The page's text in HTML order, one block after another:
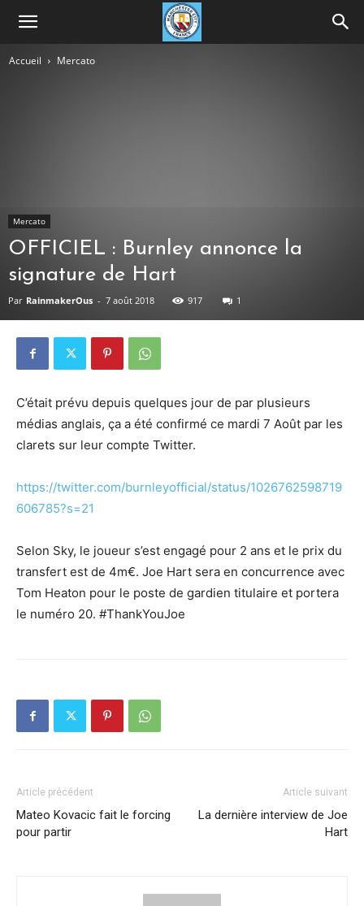
Accueil Mercato
Mercato
OFFICIEL : Burnley annonce la
signature de Hart
Par RainmakerOus - 7 août 2018 917 1
C’était prévu depuis quelques jour de par plusieurs
médias anglais, ça a été confirmé ce mardi 7 Août par les
clarets sur leur compte Twitter.
https://twitter.com/burnleyofficial/status/1026762598719
606785?s=21
Selon Sky, le joueur s’est engagé pour 2 ans et le prix du
transfert est de 4m€. Joe Hart sera en concurrence avec
Tom Heaton pour le poste de gardien titulaire et portera
le numéro 20. #ThankYouJoe
Article précédent
Mateo Kovacic fait le forcing
pour partir
Article suivant
La dernière interview de Joe
Hart